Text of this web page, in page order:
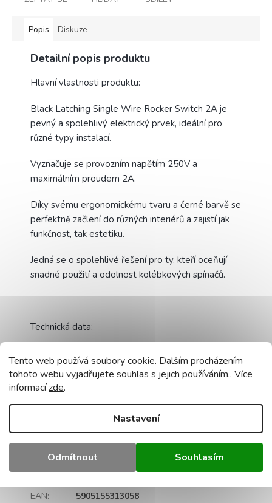
Tento web používá soubory cookie. Dalším procházením
tohoto webu vyjadřujete souhlas s jejich používáním.. Více
informacízde.
Nastavení
Odmítnout Souhlasím
Popis Diskuze
Detailní popis produktu
Hlavní vlastnosti produktu:
Black Latching Single Wire Rocker Switch 2A je
pevný a spolehlivý elektrický prvek, ideální pro
různé typy instalací.
Vyznačuje se provozním napětím 250V a
maximálním proudem 2A.
Díky svému ergonomickému tvaru a černé barvě se
perfektně začlení do různých interiérů a zajistí jak
funkčnost, tak estetiku.
Jedná se o spolehlivé řešení pro ty, kteří oceňují
snadné použití a odolnost kolébkových spínačů.
Technická data:
Napětí:250V
Maximální proud:2A
Doplňkové parametry
Kategorie
Vypínače, zásuvky
EAN:
5905155313058